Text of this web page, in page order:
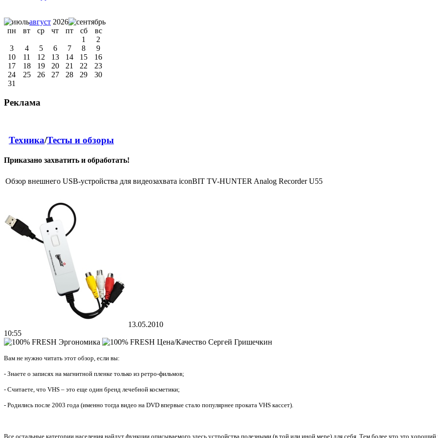
август 2026
пн
вт ср чт пт сб
вс
1
2
3
4 5 6 7 8
9
10
11 12 13 14 15
16
17
18 19 20 21 22
23
24
25 26 27 28 29
30
31
Реклама
Техника/Тесты и обзоры
Приказано захватить и обработать!
Обзор внешнего USB-устройства для видеозахвата iconBIT TV-HUNTER Analog Recorder U55
13.05.2010
10:55
Сергей Гришечкин
Вам не нужно читать этот обзор, если вы:
- Знаете о записях на магнитной пленке только из ретро-фильмов;
- Считаете, что VHS – это еще один бренд лечебной косметики;
- Родились после 2003 года (именно тогда видео на DVD впервые стало популярнее проката VHS кассет).
Все остальные категории населения найдут функции описываемого здесь устройства полезными (в той или иной мере) для себя. Тем более что это